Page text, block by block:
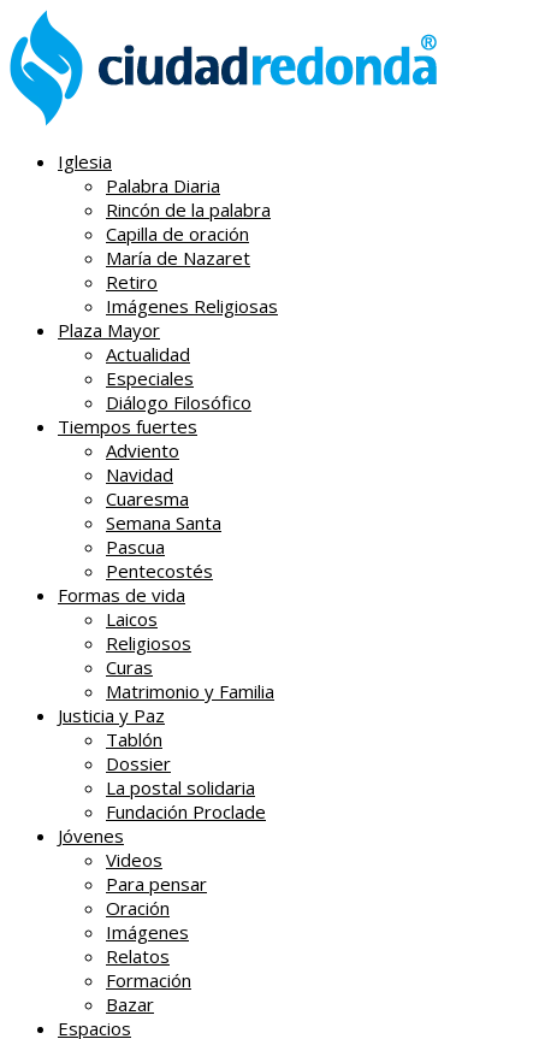
Iglesia
Palabra Diaria
Rincón de la palabra
Capilla de oración
María de Nazaret
Retiro
Imágenes Religiosas
Plaza Mayor
Actualidad
Especiales
Diálogo Filosófico
Tiempos fuertes
Adviento
Navidad
Cuaresma
Semana Santa
Pascua
Pentecostés
Formas de vida
Laicos
Religiosos
Curas
Matrimonio y Familia
Justicia y Paz
Tablón
Dossier
La postal solidaria
Fundación Proclade
Jóvenes
Videos
Para pensar
Oración
Imágenes
Relatos
Formación
Bazar
Espacios